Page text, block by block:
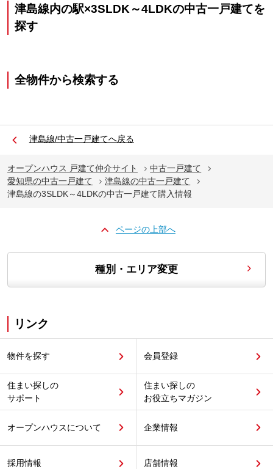
津島線内の駅×3SLDK～4LDKの中古一戸建てを
探す
全物件から検索する
津島線/中古一戸建てへ戻る
オープンハウス 戸建て仲介サイト
中古一戸建て
愛知県の中古一戸建て
津島線の中古一戸建て
津島線の3SLDK～4LDKの中古一戸建て購入情報
ページの上部へ
種別・エリア変更
リンク
物件を探す 会員登録
住まい探しの
サポート
住まい探しの
お役立ちマガジン
オープンハウスについて 企業情報
採用情報 店舗情報